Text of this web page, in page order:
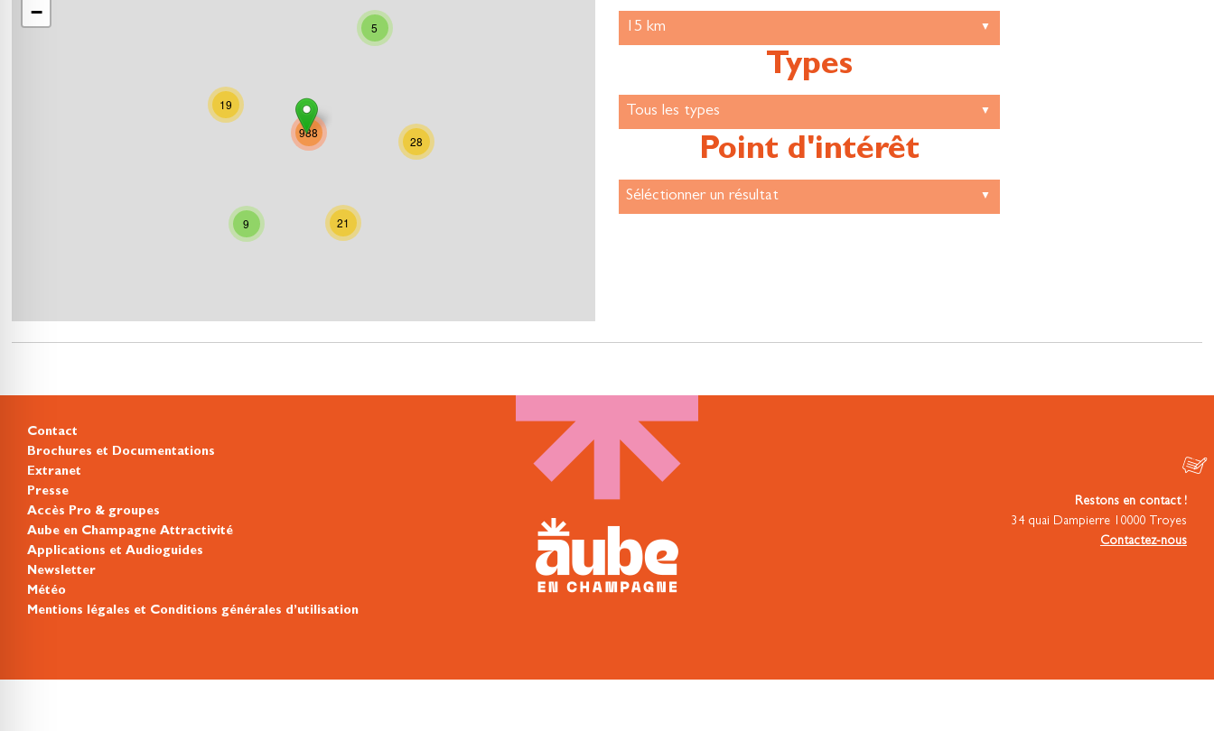
5
9
28
21
19
988
−
Types
Point d'intérêt
Contact
Brochures et Documentations
Extranet
Presse
Accès Pro & groupes
Aube en Champagne Attractivité
Applications et Audioguides
Newsletter
Météo
Mentions légales et Conditions générales d’utilisation
Restons en contact !
34 quai Dampierre 10000 Troyes
Contactez-nous